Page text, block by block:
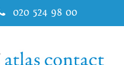
020 524 98 00